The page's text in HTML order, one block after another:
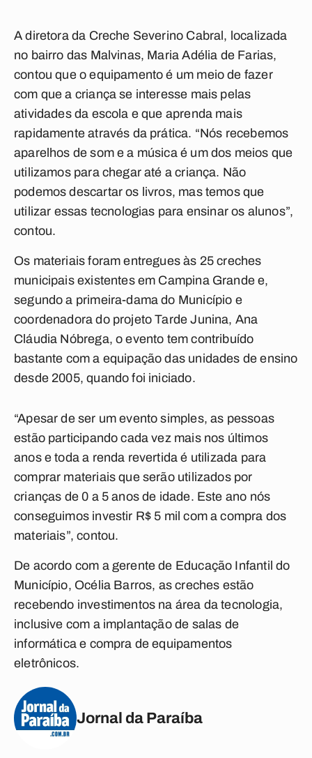
A diretora da Creche Severino Cabral, localizada
no bairro das Malvinas, Maria Adélia de Farias,
contou que o equipamento é um meio de fazer
com que a criança se interesse mais pelas
atividades da escola e que aprenda mais
rapidamente através da prática. “Nós recebemos
aparelhos de som e a música é um dos meios que
utilizamos para chegar até a criança. Não
podemos descartar os livros, mas temos que
utilizar essas tecnologias para ensinar os alunos”,
contou.
Os materiais foram entregues às 25 creches
municipais existentes em Campina Grande e,
segundo a primeira-dama do Município e
coordenadora do projeto Tarde Junina, Ana
Cláudia Nóbrega, o evento tem contribuído
bastante com a equipação das unidades de ensino
desde 2005, quando foi iniciado.
“Apesar de ser um evento simples, as pessoas
estão participando cada vez mais nos últimos
anos e toda a renda revertida é utilizada para
comprar materiais que serão utilizados por
crianças de 0 a 5 anos de idade. Este ano nós
conseguimos investir R$ 5 mil com a compra dos
materiais”, contou.
De acordo com a gerente de Educação Infantil do
Município, Océlia Barros, as creches estão
recebendo investimentos na área da tecnologia,
inclusive com a implantação de salas de
informática e compra de equipamentos
eletrônicos.
Jornal da Paraíba